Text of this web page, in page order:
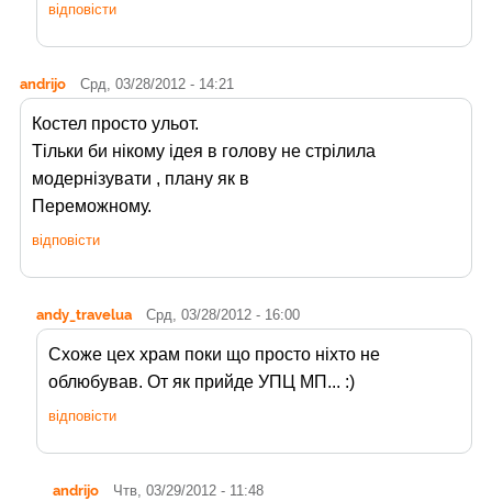
відповісти
andrijo Срд, 03/28/2012 - 14:21
Костел просто ульот.
Тільки би нікому ідея в голову не стрілила
модернізувати , плану як в
Переможному.
відповісти
andy_travelua Срд, 03/28/2012 - 16:00
Схоже цех храм поки що просто ніхто не
облюбував. От як прийде УПЦ МП... :)
відповісти
andrijo Чтв, 03/29/2012 - 11:48